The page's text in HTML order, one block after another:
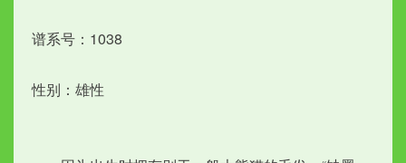
谱系号：1038
性别：雄性